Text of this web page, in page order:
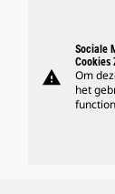
warning
Sociale
Cookies
Om
het